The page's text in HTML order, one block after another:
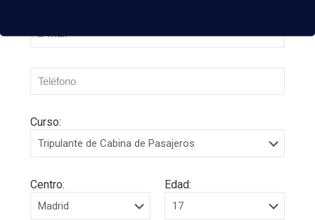
Curso:
Centro: Edad: